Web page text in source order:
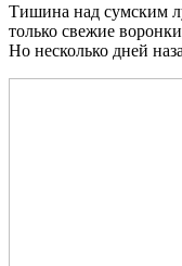
Тишина над сумским
только свежие
Но несколько дней